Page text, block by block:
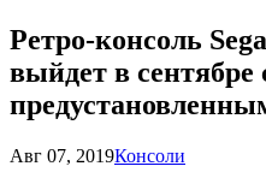
Ретро-консоль
выйдет в сентябре
Авг 07, 2019Консоли